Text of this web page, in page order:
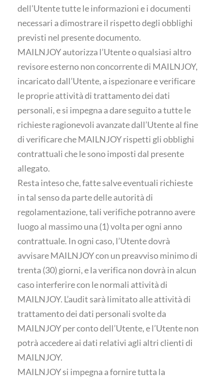
dell’Utente tutte le informazioni e i documenti
necessari a dimostrare il rispetto degli obblighi
previsti nel presente documento.
MAILNJOY autorizza l’Utente o qualsiasi altro
revisore esterno non concorrente di MAILNJOY,
incaricato dall’Utente, a ispezionare e verificare
le proprie attività di trattamento dei dati
personali, e si impegna a dare seguito a tutte le
richieste ragionevoli avanzate dall’Utente al fine
di verificare che MAILNJOY rispetti gli obblighi
contrattuali che le sono imposti dal presente
allegato.
Resta inteso che, fatte salve eventuali richieste
in tal senso da parte delle autorità di
regolamentazione, tali verifiche potranno avere
luogo al massimo una (1) volta per ogni anno
contrattuale. In ogni caso, l’Utente dovrà
avvisare MAILNJOY con un preavviso minimo di
trenta (30) giorni, e la verifica non dovrà in alcun
caso interferire con le normali attività di
MAILNJOY. L’audit sarà limitato alle attività di
trattamento dei dati personali svolte da
MAILNJOY per conto dell’Utente, e l’Utente non
potrà accedere ai dati relativi agli altri clienti di
MAILNJOY.
MAILNJOY si impegna a fornire tutta la